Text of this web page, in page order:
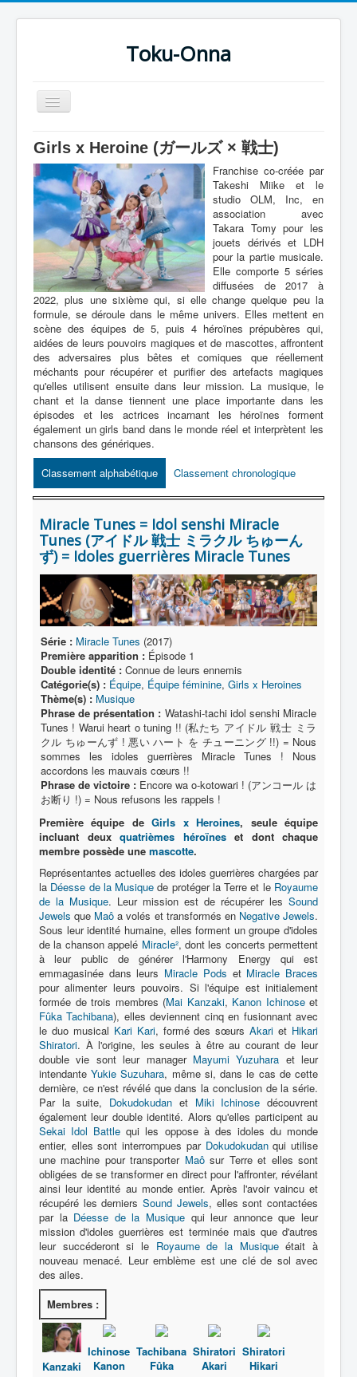
Toku-Onna
Basculer
la
Accueil
Toku-Actrices
Toku-Critiques
Séries
Films
COSAA
Dessins
Artiste Asperger
Lexique
Série
Acteur
Équipe
Personnage
Transformation
Équipement
Mecha
Lieu
Référence
Fanservice
Générique
Héros
Mecha
Ennemi
Monstre
Autre
[]
Nom
Catégorie
Thème
Girls x Heroine (ガールズ × 戦士)
Franchise co-créée par
Takeshi Miike et le
studio OLM, Inc, en
association avec
Takara Tomy pour les
jouets dérivés et LDH
pour la partie musicale.
Elle comporte 5 séries
diffusées de 2017 à
2022, plus une sixième qui, si elle change quelque peu la
formule, se déroule dans le même univers. Elles mettent en
scène des équipes de 5, puis 4 héroïnes prépubères qui,
aidées de leurs pouvoirs magiques et de mascottes, affrontent
des adversaires plus bêtes et comiques que réellement
méchants pour récupérer et purifier des artefacts magiques
qu'elles utilisent ensuite dans leur mission. La musique, le
chant et la danse tiennent une place importante dans les
épisodes et les actrices incarnant les héroïnes forment
également un girls band dans le monde réel et interprètent les
chansons des génériques.
Classement alphabétique
Classement chronologique
Miracle Tunes = Idol senshi Miracle
Tunes (アイドル 戦士 ミラクル ちゅーん
ず) = Idoles guerrières Miracle Tunes
Série : Miracle Tunes (2017)
Première apparition : Épisode 1
Double identité : Connue de leurs ennemis
Catégorie(s) : Équipe, Équipe féminine, Girls x Heroines
Thème(s) : Musique
Phrase de présentation : Watashi-tachi idol senshi Miracle
Tunes ! Warui heart o tuning !! (私たち アイドル 戦士 ミラ
クル ちゅーんず ! 悪い ハート を チューニング !!) = Nous
sommes les idoles guerrières Miracle Tunes ! Nous
accordons les mauvais cœurs !!
Phrase de victoire : Encore wa o-kotowari ! (アンコール は
お断り !) = Nous refusons les rappels !
Première équipe deGirls x Heroines, seule équipe
incluant deux quatrièmes héroïneset dont chaque
membre possède une mascotte.
Représentantes actuelles des idoles guerrières chargées par
la Déesse de la Musique de protéger la Terre et le Royaume
de la Musique. Leur mission est de récupérer les Sound
Jewels que Maô a volés et transformés en Negative Jewels.
Sous leur identité humaine, elles forment un groupe d'idoles
de la chanson appelé Miracle², dont les concerts permettent
à leur public de générer l'Harmony Energy qui est
emmagasinée dans leurs Miracle Pods et Miracle Braces
pour alimenter leurs pouvoirs. Si l'équipe est initialement
formée de trois membres (Mai Kanzaki, Kanon Ichinoseet
Fûka Tachibana), elles deviennent cinq en fusionnant avec
le duo musical Kari Kari, formé des sœursAkari et Hikari
Shiratori. À l'origine, les seules à être au courant de leur
double vie sont leur manager Mayumi Yuzuhara et leur
intendanteYukie Suzuhara, même si, dans le cas de cette
dernière, ce n'est révélé que dans la conclusion de la série.
Par la suite, Dokudokudan et Miki Ichinose découvrent
également leur double identité. Alors qu'elles participent au
Sekai Idol Battle qui les oppose à des idoles du monde
entier, elles sont interrompues par Dokudokudanqui utilise
une machine pour transporter Maôsur Terre et elles sont
obligées de se transformer en direct pour l'affronter, révélant
ainsi leur identité au monde entier. Après l'avoir vaincu et
récupéré les derniersSound Jewels, elles sont contactées
par la Déesse de la Musique qui leur annonce que leur
mission d'idoles guerrières est terminée mais que d'autres
leur succéderont si le Royaume de la Musiqueétait à
nouveau menacé. Leur emblème est une clé de sol avec
des ailes.
Membres :
Kanzaki
Ichinose
Kanon
Tachibana
Fûka
Shiratori
Akari
Shiratori
Hikari